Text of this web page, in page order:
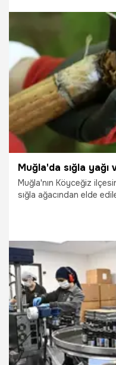
3.08.2026 Kayseri
Muğla'nın Köyceğiz
sığla ağacından elde
23.06.2026 Gündem